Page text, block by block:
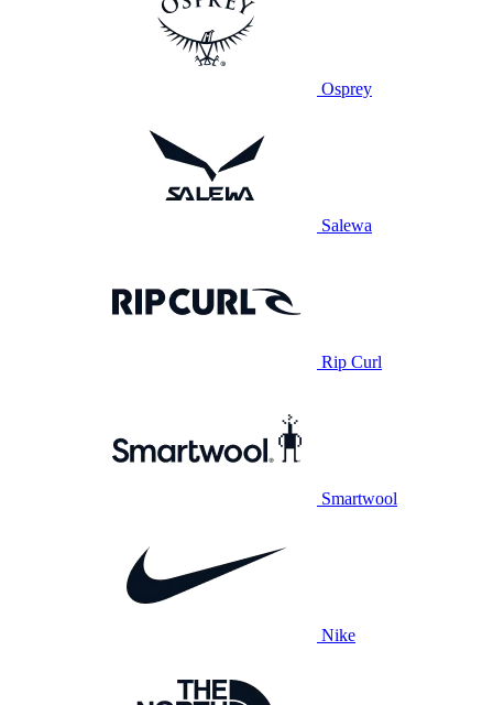
Osprey
Salewa
Rip Curl
Smartwool
Nike